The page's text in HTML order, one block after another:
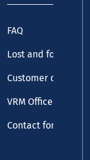
FAQ
Lost and found
Customer centre
VRM Office
Contact form